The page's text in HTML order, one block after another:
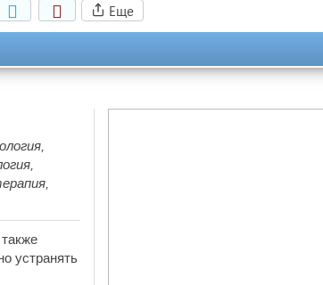
Еще
устранять